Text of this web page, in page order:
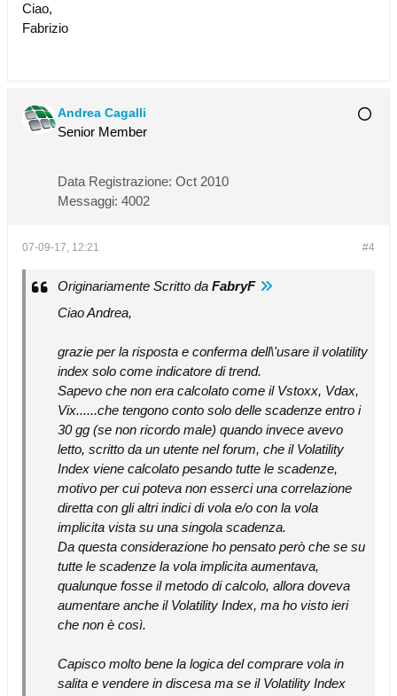
Ciao,
Fabrizio
Andrea Cagalli
Senior Member
Data Registrazione: Oct 2010
Messaggi: 4002
#4
07-09-17, 12:21
Originariamente Scritto da FabryF
Ciao Andrea,
grazie per la risposta e conferma dell\'usare il volatility
index solo come indicatore di trend.
Sapevo che non era calcolato come il Vstoxx, Vdax,
Vix......che tengono conto solo delle scadenze entro i
30 gg (se non ricordo male) quando invece avevo
letto, scritto da un utente nel forum, che il Volatility
Index viene calcolato pesando tutte le scadenze,
motivo per cui poteva non esserci una correlazione
diretta con gli altri indici di vola e/o con la vola
implicita vista su una singola scadenza.
Da questa considerazione ho pensato però che se su
tutte le scadenze la vola implicita aumentava,
qualunque fosse il metodo di calcolo, allora doveva
aumentare anche il Volatility Index, ma ho visto ieri
che non è così.
Capisco molto bene la logica del comprare vola in
salita e vendere in discesa ma se il Volatility Index